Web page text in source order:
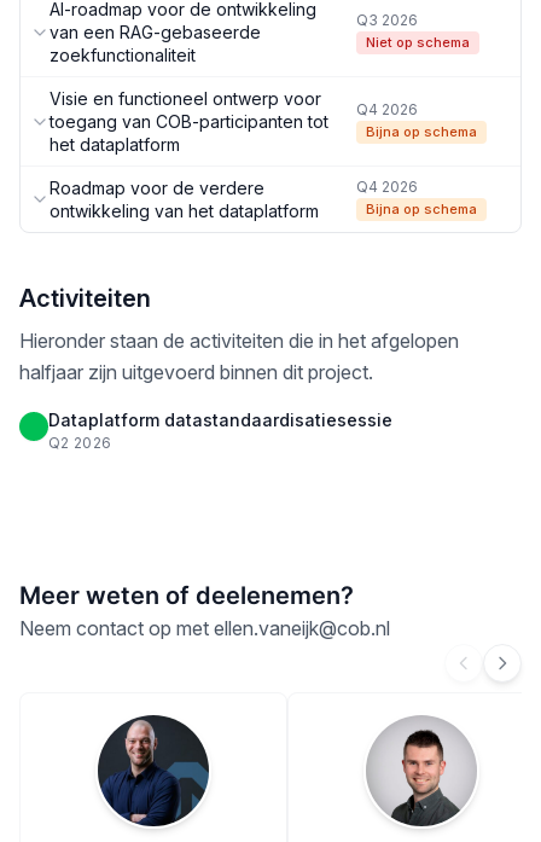
AI-roadmap voor de ontwikkeling
van een RAG-gebaseerde
zoekfunctionaliteit
Q3 2026
Niet op schema
Visie en functioneel ontwerp voor
toegang van COB-participanten tot
het dataplatform
Q4 2026
Bijna op schema
Roadmap voor de verdere
ontwikkeling van het dataplatform
Q4 2026
Bijna op schema
Activiteiten
Hieronder staan de activiteiten die in het afgelopen
halfjaar zijn uitgevoerd binnen dit project.
Dataplatform datastandaardisatiesessie
Q2 2026
Meer weten of deelenemen?
Neem contact op met ellen.vaneijk@cob.nl